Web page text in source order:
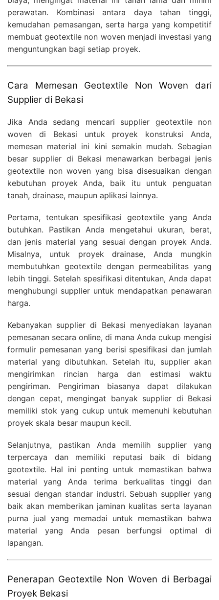
perawatan. Kombinasi antara daya tahan tinggi,
kemudahan pemasangan, serta harga yang kompetitif
membuat geotextile non woven menjadi investasi yang
menguntungkan bagi setiap proyek.
Cara Memesan Geotextile Non Woven dari
Supplier di Bekasi
Jika Anda sedang mencari supplier geotextile non
woven di Bekasi untuk proyek konstruksi Anda,
memesan material ini kini semakin mudah. Sebagian
besar supplier di Bekasi menawarkan berbagai jenis
geotextile non woven yang bisa disesuaikan dengan
kebutuhan proyek Anda, baik itu untuk penguatan
tanah, drainase, maupun aplikasi lainnya.
Pertama, tentukan spesifikasi geotextile yang Anda
butuhkan. Pastikan Anda mengetahui ukuran, berat,
dan jenis material yang sesuai dengan proyek Anda.
Misalnya, untuk proyek drainase, Anda mungkin
membutuhkan geotextile dengan permeabilitas yang
lebih tinggi. Setelah spesifikasi ditentukan, Anda dapat
menghubungi supplier untuk mendapatkan penawaran
harga.
Kebanyakan supplier di Bekasi menyediakan layanan
pemesanan secara online, di mana Anda cukup mengisi
formulir pemesanan yang berisi spesifikasi dan jumlah
material yang dibutuhkan. Setelah itu, supplier akan
mengirimkan rincian harga dan estimasi waktu
pengiriman. Pengiriman biasanya dapat dilakukan
dengan cepat, mengingat banyak supplier di Bekasi
memiliki stok yang cukup untuk memenuhi kebutuhan
proyek skala besar maupun kecil.
Selanjutnya, pastikan Anda memilih supplier yang
terpercaya dan memiliki reputasi baik di bidang
geotextile. Hal ini penting untuk memastikan bahwa
material yang Anda terima berkualitas tinggi dan
sesuai dengan standar industri. Sebuah supplier yang
baik akan memberikan jaminan kualitas serta layanan
purna jual yang memadai untuk memastikan bahwa
material yang Anda pesan berfungsi optimal di
lapangan.
Penerapan Geotextile Non Woven di Berbagai
Proyek Bekasi